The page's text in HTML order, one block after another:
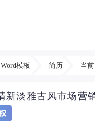
Word模板 简历 当前